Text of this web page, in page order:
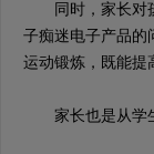
同时，家长对孩
子痴迷电子产品的
运动锻炼，既能提
家长也是从学生